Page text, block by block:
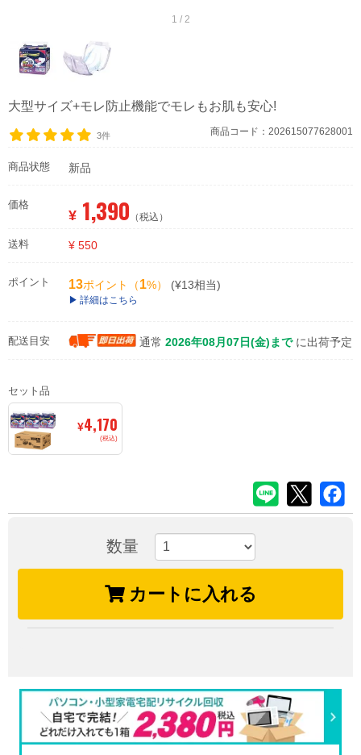
1 / 2
大型サイズ+モレ防止機能でモレもお肌も安心!
3件 商品コード：202615077628001
商品状態 新品
価格
¥ 1,390 （税込）
送料 ¥ 550
ポイント 13ポイント（1%） (¥13相当)
詳細はこちら
配送目安 通常 2026年08月07日(金)まで に出荷予定
セット品
¥4,170
(税込)
数量
カートに入れる